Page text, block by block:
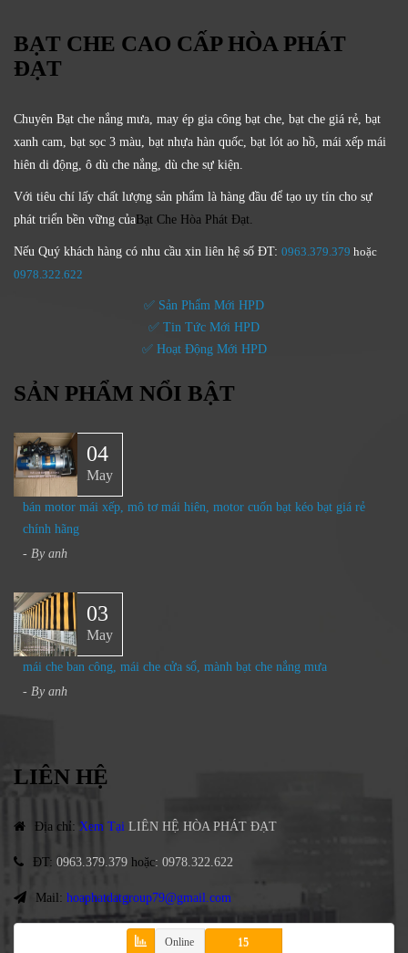
BẠT CHE CAO CẤP HÒA PHÁT
ĐẠT
Chuyên Bạt che nắng mưa, may ép gia công bạt che, bạt che giá rẻ, bạt
xanh cam, bạt sọc 3 màu, bạt nhựa hàn quốc, bạt lót ao hồ, mái xếp mái
hiên di động, ô dù che nắng, dù che sự kiện.
Với tiêu chí lấy chất lượng sản phẩm là hàng đầu để tạo uy tín cho sự
phát triển bền vững củaBạt Che Hòa Phát Đạt.
Nếu Quý khách hàng có nhu cầu xin liên hệ số ĐT: 0963.379.379 hoặc
0978.322.622
✅ Sản Phẩm Mới HPD
✅ Tin Tức Mới HPD
✅ Hoạt Động Mới HPD
SẢN PHẨM NỔI BẬT
04
May
bán motor mái xếp, mô tơ mái hiên, motor cuốn bạt kéo bạt giá rẻ
chính hãng
- By anh
03
May
mái che ban công, mái che cửa sổ, mành bạt che nắng mưa
- By anh
LIÊN HỆ
Địa chỉ: Xem Tại LIÊN HỆ HÒA PHÁT ĐẠT
ĐT: 0963.379.379 hoặc: 0978.322.622
Mail: hoaphatdatgroup79@gmail.com
Online 15